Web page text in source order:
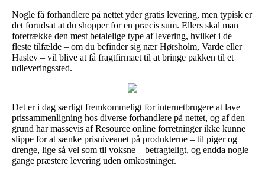
Nogle få forhandlere på nettet yder gratis levering, men typisk er
det forudsat at du shopper for en præcis sum. Ellers skal man
foretrække den mest betalelige type af levering, hvilket i de
fleste tilfælde – om du befinder sig nær Hørsholm, Varde eller
Haslev – vil blive at få fragtfirmaet til at bringe pakken til et
udleveringssted.
Det er i dag særligt fremkommeligt for internetbrugere at lave
prissammenligning hos diverse forhandlere på nettet, og af den
grund har massevis af Resource online forretninger ikke kunne
slippe for at sænke prisniveauet på produkterne – til piger og
drenge, lige så vel som til voksne – betragteligt, og endda nogle
gange præstere levering uden omkostninger.